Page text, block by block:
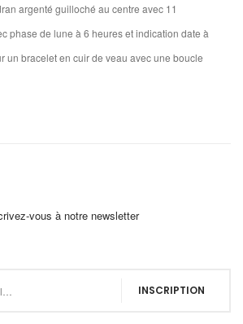
argenté guilloché au centre avec 11
phase de lune à 6 heures et indication date à
un bracelet en cuir de veau avec une boucle
vous à notre newsletter
INSCRIPTION